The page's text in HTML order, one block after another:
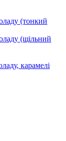
(тонкий
(щільний
карамелі